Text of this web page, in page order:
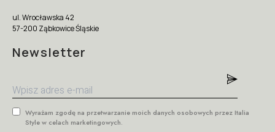
ul. Wrocławska 42
57-200 Ząbkowice Śląskie
Newsletter
Wyrażam zgodę na przetwarzanie moich danych osobowych przez Italia
Style w celach marketingowych.